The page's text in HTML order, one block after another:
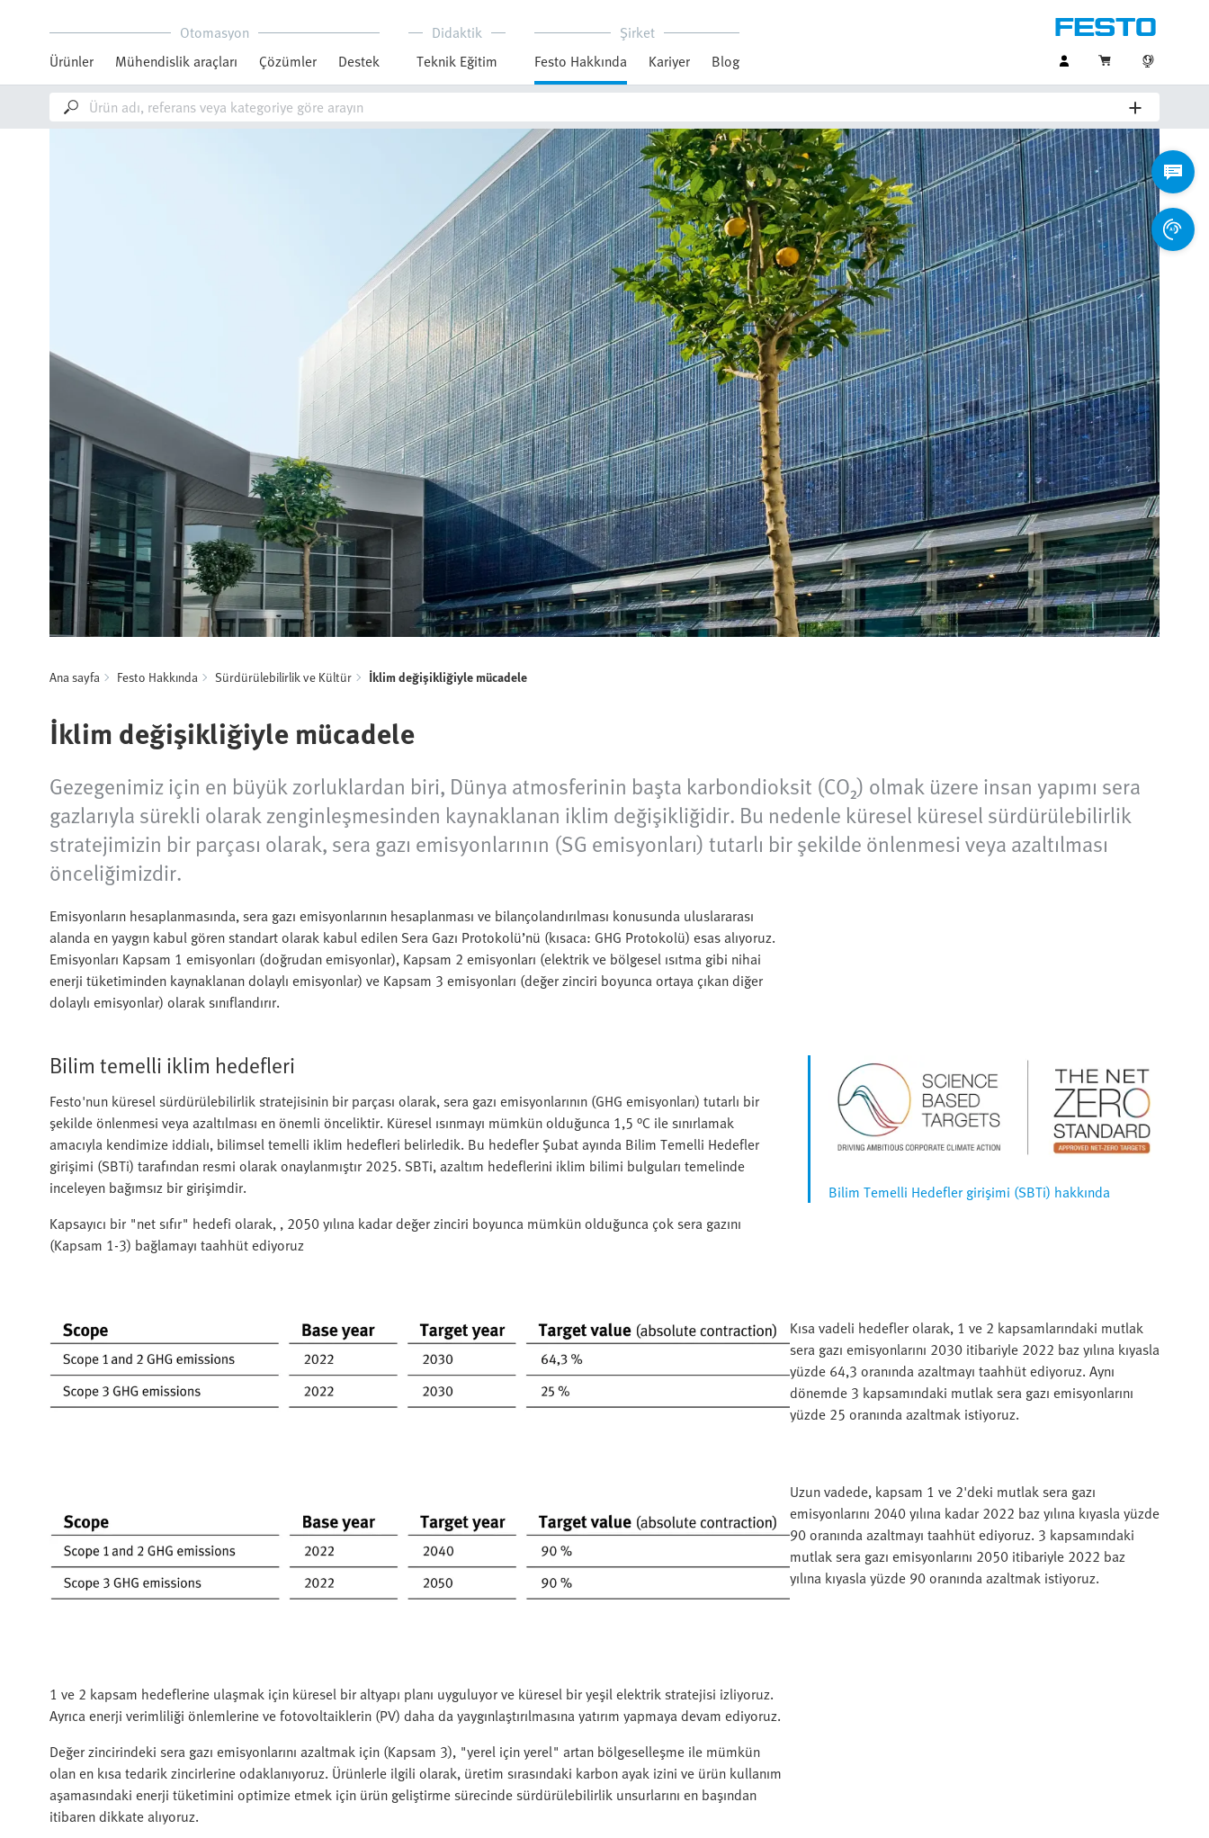
Otomasyon
Ürünler
Mühendislik araçları Çözümler Destek
Didaktik
Teknik Eğitim
Şirket
Festo Hakkında
Kariyer Blog
Ana sayfa Festo Hakkında Sürdürülebilirlik ve Kültür İklim değişikliğiyle mücadele
İklim değişikliğiyle mücadele
Gezegenimiz için en büyük zorluklardan biri, Dünya atmosferinin başta karbondioksit (CO₂) olmak üzere insan yapımı sera
gazlarıyla sürekli olarak zenginleşmesinden kaynaklanan iklim değişikliğidir. Bu nedenle küresel küresel sürdürülebilirlik
stratejimizin bir parçası olarak, sera gazı emisyonlarının (SG emisyonları) tutarlı bir şekilde önlenmesi veya azaltılması
önceliğimizdir.
Emisyonların hesaplanmasında, sera gazı emisyonlarının hesaplanması ve bilançolandırılması konusunda uluslararası
alanda en yaygın kabul gören standart olarak kabul edilen Sera Gazı Protokolü’nü (kısaca: GHG Protokolü) esas alıyoruz.
Emisyonları Kapsam 1 emisyonları (doğrudan emisyonlar), Kapsam 2 emisyonları (elektrik ve bölgesel ısıtma gibi nihai
enerji tüketiminden kaynaklanan dolaylı emisyonlar) ve Kapsam 3 emisyonları (değer zinciri boyunca ortaya çıkan diğer
dolaylı emisyonlar) olarak sınıflandırır.
Bilim temelli iklim hedefleri
Festo'nun küresel sürdürülebilirlik stratejisinin bir parçası olarak, sera gazı emisyonlarının (GHG emisyonları) tutarlı bir
şekilde önlenmesi veya azaltılması en önemli önceliktir. Küresel ısınmayı mümkün olduğunca 1,5 °C ile sınırlamak
amacıyla kendimize iddialı, bilimsel temelli iklim hedefleri belirledik. Bu hedefler Şubat ayında Bilim Temelli Hedefler
girişimi (SBTi) tarafından resmi olarak onaylanmıştır 2025. SBTi, azaltım hedeflerini iklim bilimi bulguları temelinde
inceleyen bağımsız bir girişimdir.
Kapsayıcı bir "net sıfır" hedefi olarak, , 2050 yılına kadar değer zinciri boyunca mümkün olduğunca çok sera gazını
(Kapsam 1-3) bağlamayı taahhüt ediyoruz
Bilim Temelli Hedefler girişimi (SBTi) hakkında
Kısa vadeli hedefler olarak, 1 ve 2 kapsamlarındaki mutlak
sera gazı emisyonlarını 2030 itibariyle 2022 baz yılına kıyasla
yüzde 64,3 oranında azaltmayı taahhüt ediyoruz. Aynı
dönemde 3 kapsamındaki mutlak sera gazı emisyonlarını
yüzde 25 oranında azaltmak istiyoruz.
Uzun vadede, kapsam 1 ve 2'deki mutlak sera gazı
emisyonlarını 2040 yılına kadar 2022 baz yılına kıyasla yüzde
90 oranında azaltmayı taahhüt ediyoruz. 3 kapsamındaki
mutlak sera gazı emisyonlarını 2050 itibariyle 2022 baz
yılına kıyasla yüzde 90 oranında azaltmak istiyoruz.
1 ve 2 kapsam hedeflerine ulaşmak için küresel bir altyapı planı uyguluyor ve küresel bir yeşil elektrik stratejisi izliyoruz.
Ayrıca enerji verimliliği önlemlerine ve fotovoltaiklerin (PV) daha da yaygınlaştırılmasına yatırım yapmaya devam ediyoruz.
Değer zincirindeki sera gazı emisyonlarını azaltmak için (Kapsam 3), "yerel için yerel" artan bölgeselleşme ile mümkün
olan en kısa tedarik zincirlerine odaklanıyoruz. Ürünlerle ilgili olarak, üretim sırasındaki karbon ayak izini ve ürün kullanım
aşamasındaki enerji tüketimini optimize etmek için ürün geliştirme sürecinde sürdürülebilirlik unsurlarını en başından
itibaren dikkate alıyoruz.